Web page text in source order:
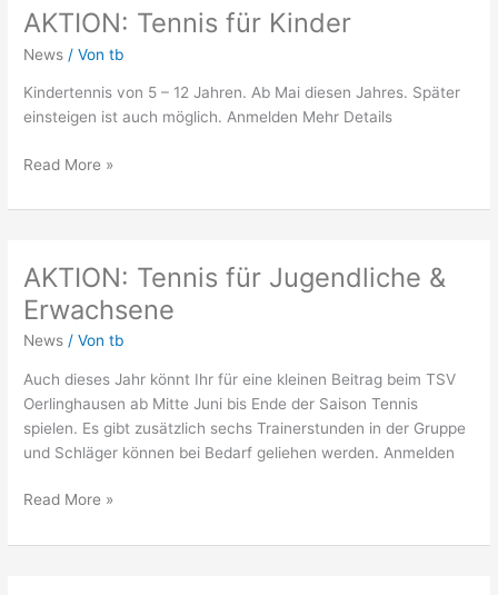
AKTION: Tennis für Kinder
News / Vontb
Kindertennis von 5 – 12 Jahren. Ab Mai diesen Jahres. Später
einsteigen ist auch möglich. Anmelden Mehr Details
AKTION:
Kinder
Read More »
AKTION: Tennis für Jugendliche &
Erwachsene
News / Vontb
Auch dieses Jahr könnt Ihr für eine kleinen Beitrag beim TSV
Oerlinghausen ab Mitte Juni bis Ende der Saison Tennis
spielen. Es gibt zusätzlich sechs Trainerstunden in der Gruppe
und Schläger können bei Bedarf geliehen werden. Anmelden
AKTION:
Tennis
für
Jugendliche
&
Erwachsene
Read More »